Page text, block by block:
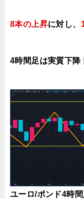
8本の上昇に対し、
4時間足は実質下降
ユーロ/ポンド4時